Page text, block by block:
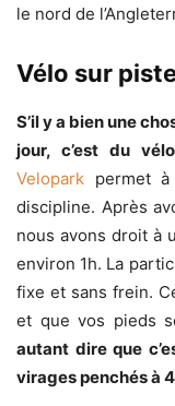
le nord de
Vélo sur
S’il y a bien une
jour, c’est du
Velopark permet
discipline. Après
nous avons droit à
environ 1h. La
fixe et sans frein.
et que vos pieds
autant dire que
virages penchés à